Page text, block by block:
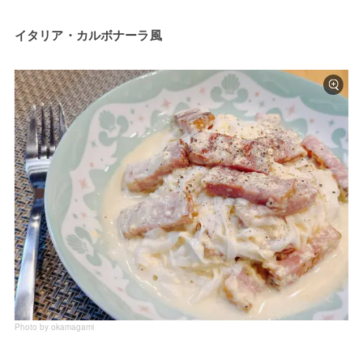
イタリア・カルボナーラ風
Photo by okamagami